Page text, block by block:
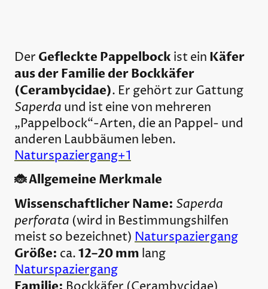
Der Gefleckte Pappelbock ist ein Käfer
aus der Familie der Bockkäfer
(Cerambycidae). Er gehört zur Gattung
Saperda und ist eine von mehreren
„Pappelbock“-Arten, die an Pappel- und
anderen Laubbäumen leben.
Naturspaziergang+1
🐞 Allgemeine Merkmale
Wissenschaftlicher Name: Saperda
perforata (wird in Bestimmungs­hilfen
meist so bezeichnet) Naturspaziergang
Größe: ca.12–20 mm lang
Naturspaziergang